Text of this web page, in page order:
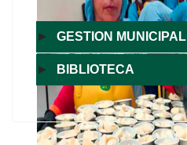
► GESTION MUNICIPAL
► BIBLIOTECA